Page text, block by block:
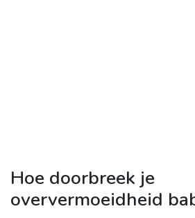
Hoe doorbreek je
oververmoeidheid